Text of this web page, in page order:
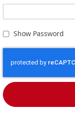
Show Password